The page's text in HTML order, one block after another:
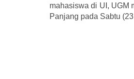
mahasiswa di UI, UGM
Panjang pada Sabtu